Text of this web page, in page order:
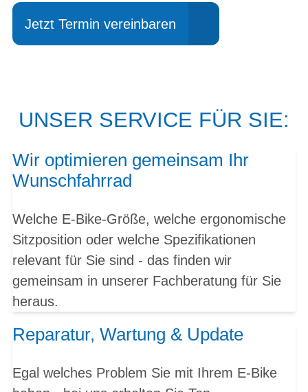
Jetzt Termin vereinbaren
UNSER SERVICE FÜR SIE:
Wir optimieren gemeinsam Ihr
Wunschfahrrad
Welche E-Bike-Größe, welche ergonomische
Sitzposition oder welche Spezifikationen
relevant für Sie sind - das finden wir
gemeinsam in unserer Fachberatung für Sie
heraus.
Reparatur, Wartung & Update
Egal welches Problem Sie mit Ihrem E-Bike